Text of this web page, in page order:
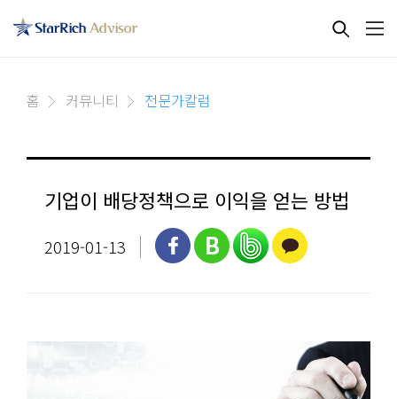
홈 커뮤니티 전문가칼럼
기업이 배당정책으로 이익을 얻는 방법
2019-01-13